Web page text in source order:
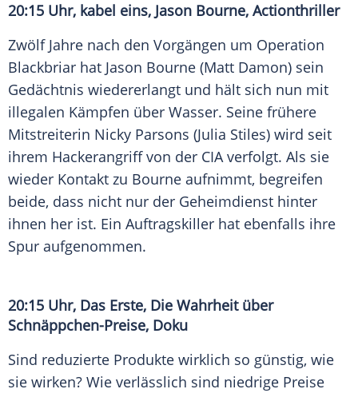
20:15 Uhr, kabel eins, Jason Bourne, Actionthriller
Zwölf Jahre nach den Vorgängen um Operation
Blackbriar hat Jason Bourne (Matt Damon) sein
Gedächtnis wiedererlangt und hält sich nun mit
illegalen Kämpfen über Wasser. Seine frühere
Mitstreiterin Nicky Parsons (Julia Stiles) wird seit
ihrem Hackerangriff von der CIA verfolgt. Als sie
wieder Kontakt zu Bourne aufnimmt, begreifen
beide, dass nicht nur der Geheimdienst hinter
ihnen her ist. Ein Auftragskiller hat ebenfalls ihre
Spur aufgenommen.
20:15 Uhr, Das Erste, Die Wahrheit über
Schnäppchen-Preise, Doku
Sind reduzierte Produkte wirklich so günstig, wie
sie wirken? Wie verlässlich sind niedrige Preise